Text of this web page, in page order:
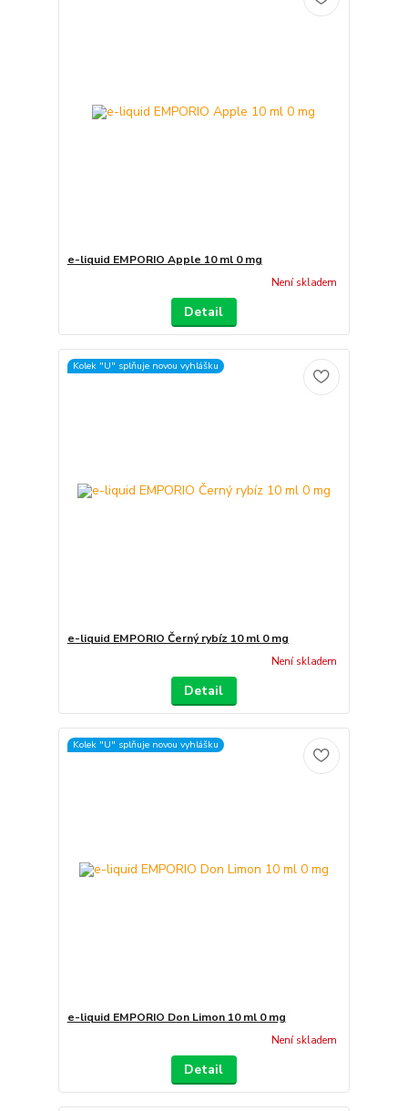
e-liquid EMPORIO Apple 10 ml 0 mg
Není skladem
Detail
Kolek "U" splňuje novou vyhlášku
e-liquid EMPORIO Černý rybíz 10 ml 0 mg
Není skladem
Detail
Kolek "U" splňuje novou vyhlášku
e-liquid EMPORIO Don Limon 10 ml 0 mg
Není skladem
Detail